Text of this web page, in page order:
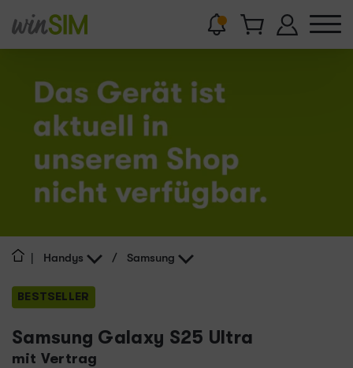
Handys / Samsung
BESTSELLER
Samsung Galaxy S25 Ultra
mit Vertrag